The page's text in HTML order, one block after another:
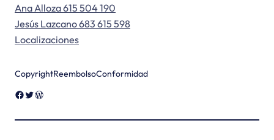
Ana Alloza 615 504 190
Jesús Lazcano 683 615 598
Localizaciones
CopyrightReembolsoConformidad
Facebook
Twitter
WordPress